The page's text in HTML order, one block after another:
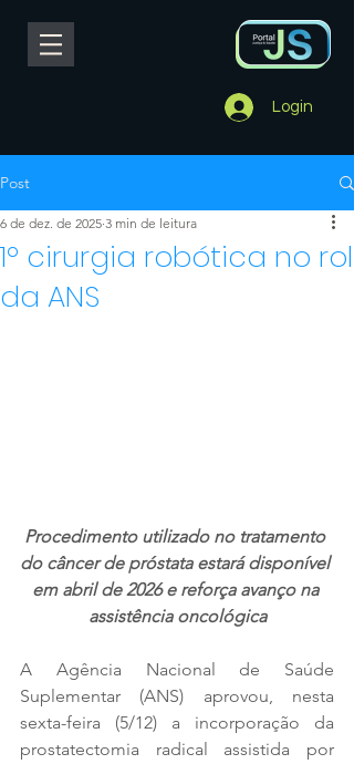
Login
Post
1º cirurgia robótica no rol
da ANS
6 de dez. de 2025 3 min de leitura
Procedimento utilizado no tratamento
do câncer de próstata estará disponível
em abril de 2026 e reforça avanço na
assistência oncológica
A Agência Nacional de Saúde
Suplementar (ANS) aprovou, nesta
sexta-feira (5/12) a incorporação da
prostatectomia radical assistida por